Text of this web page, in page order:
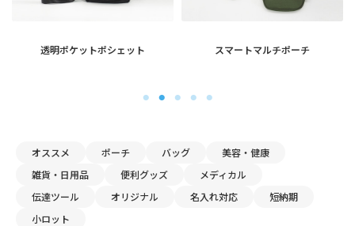
オススメ ポーチ バッグ
美容・健康
雑貨・日用品
便利グッズ
メディカル
伝達ツール
オリジナル 名入れ対応
短納期
小ロット